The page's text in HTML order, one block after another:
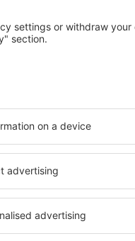
ansehen in